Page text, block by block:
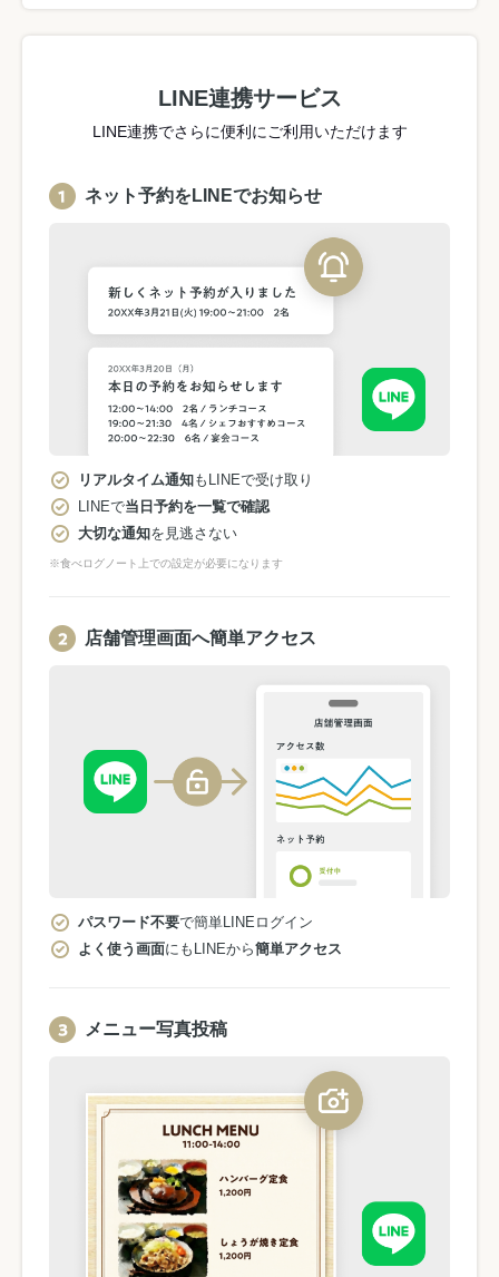
LINE連携サービス
LINE連携でさらに便利にご利用いただけます
ネット予約をLINEでお知らせ
リアルタイム通知もLINEで受け取り
LINEで当日予約を一覧で確認
大切な通知を見逃さない
※食べログノート上での設定が必要になります
店舗管理画面へ簡単アクセス
パスワード不要で簡単LINEログイン
よく使う画面にもLINEから簡単アクセス
メニュー写真投稿